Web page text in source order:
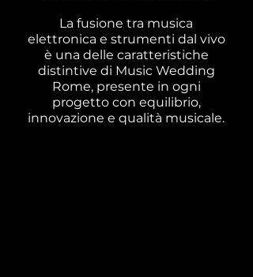
La fusione tra musica
elettronica e strumenti dal vivo
è una delle caratteristiche
distintive di Music Wedding
Rome, presente in ogni
progetto con equilibrio,
innovazione e qualità musicale.